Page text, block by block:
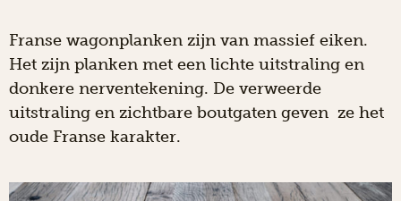
Franse wagonplanken zijn van massief eiken.
Het zijn planken met een lichte uitstraling en
donkere nerventekening. De verweerde
uitstraling en zichtbare boutgaten geven ze het
oude Franse karakter.